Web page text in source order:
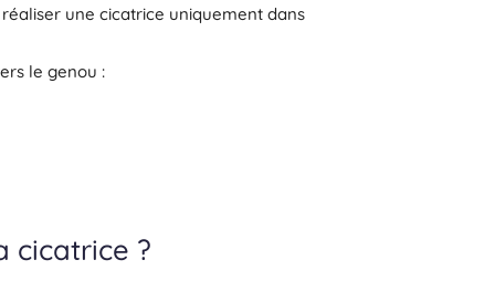
une cicatrice uniquement dans
le genou :
cicatrice ?